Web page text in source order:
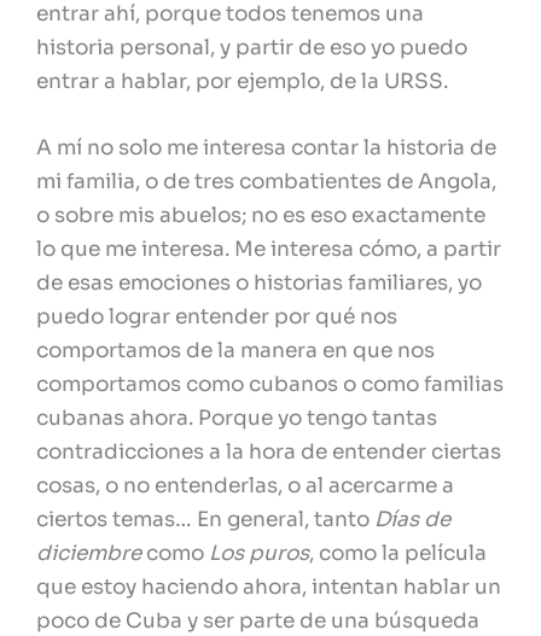
entrar ahí, porque todos tenemos una
historia personal, y partir de eso yo puedo
entrar a hablar, por ejemplo, de la URSS.
A mí no solo me interesa contar la historia de
mi familia, o de tres combatientes de Angola,
o sobre mis abuelos; no es eso exactamente
lo que me interesa. Me interesa cómo, a partir
de esas emociones o historias familiares, yo
puedo lograr entender por qué nos
comportamos de la manera en que nos
comportamos como cubanos o como familias
cubanas ahora. Porque yo tengo tantas
contradicciones a la hora de entender ciertas
cosas, o no entenderlas, o al acercarme a
ciertos temas… En general, tanto Días de
diciembrecomo Los puros, como la película
que estoy haciendo ahora, intentan hablar un
poco de Cuba y ser parte de una búsqueda